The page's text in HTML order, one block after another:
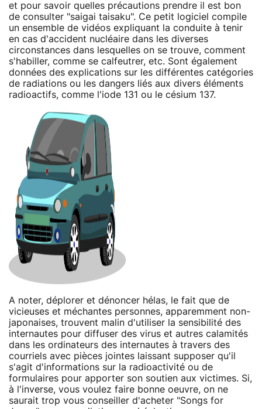
et pour savoir quelles précautions prendre il est bon
de consulter "saigai taisaku". Ce petit logiciel compile
un ensemble de vidéos expliquant la conduite à tenir
en cas d'accident nucléaire dans les diverses
circonstances dans lesquelles on se trouve, comment
s'habiller, comme se calfeutrer, etc. Sont également
données des explications sur les différentes catégories
de radiations ou les dangers liés aux divers éléments
radioactifs, comme l'iode 131 ou le césium 137.
A noter, déplorer et dénoncer hélas, le fait que de
vicieuses et méchantes personnes, apparemment non-
japonaises, trouvent malin d'utiliser la sensibilité des
internautes pour diffuser des virus et autres calamités
dans les ordinateurs des internautes à travers des
courriels avec pièces jointes laissant supposer qu'il
s'agit d'informations sur la radioactivité ou de
formulaires pour apporter son soutien aux victimes. Si,
à l'inverse, vous voulez faire bonne oeuvre, on ne
saurait trop vous conseiller d'acheter "Songs for